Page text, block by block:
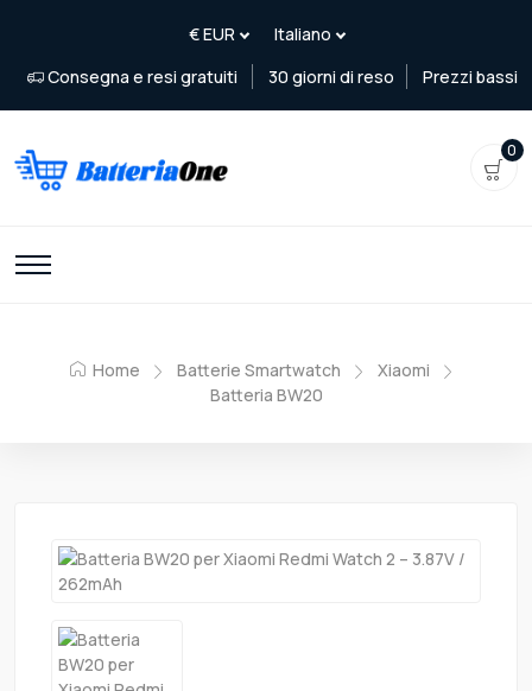
Consegna e resi gratuiti 30 giorni di reso Prezzi bassi
0
Home Batterie Smartwatch
Xiaomi
Batteria BW20